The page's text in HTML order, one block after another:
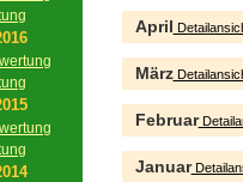
April
März
Februar
Januar